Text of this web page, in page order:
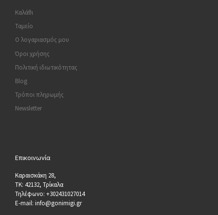
Καλάθι
Ταμείο
Ο λογαριασμός μου
Όροι χρήσης
Πολιτική ιδιωτικότητας
Blog
Τρόποι πληρωμής
Newsletter
Επικοινωνία
Καραισκάκη 28,
ΤΚ: 42132, Τρίκαλα
Τηλέφωνο: +302431027014
E-mail: info@gonimigi.gr